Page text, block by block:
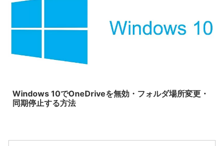
Windows 10でOneDriveを無効・フォルダ場所変更・
同期停止する方法